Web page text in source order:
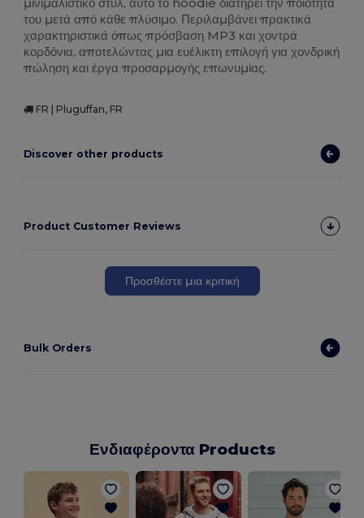
μινιμαλιστικό στυλ, αυτό το hoodie διατηρεί την ποιότητά
του μετά από κάθε πλύσιμο. Περιλαμβάνει πρακτικά
χαρακτηριστικά όπως πρόσβαση MP3 και χοντρά
κορδόνια, αποτελώντας μια ευέλικτη επιλογή για χονδρική
πώληση και έργα προσαρμογής επωνυμίας.
FR | Pluguffan, FR
Discover other products
Product Customer Reviews
Προσθέστε μια κριτική
Bulk Orders
Ενδιαφέροντα Products